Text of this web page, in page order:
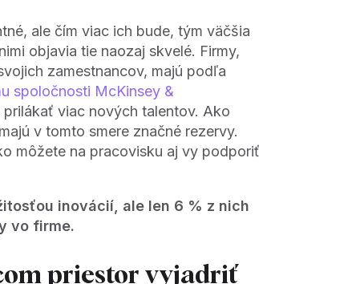
ale čím viac ich bude, tým väčšia
objavia tie naozaj skvelé. Firmy,
zamestnancov, majú podľa
spoločnosti McKinsey &
viac nových talentov. Ako
v tomto smere značné rezervy.
môžete na pracovisku aj vy podporiť
inovácií, ale len 6 % z nich
vo firme.
priestor vyjadriť